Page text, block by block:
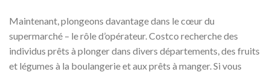
Maintenant, plongeons davantage dans le cœur du
supermarché – le rôle d’opérateur. Costco recherche des
individus prêts à plonger dans divers départements, des fruits
et légumes à la boulangerie et aux prêts à manger. Si vous